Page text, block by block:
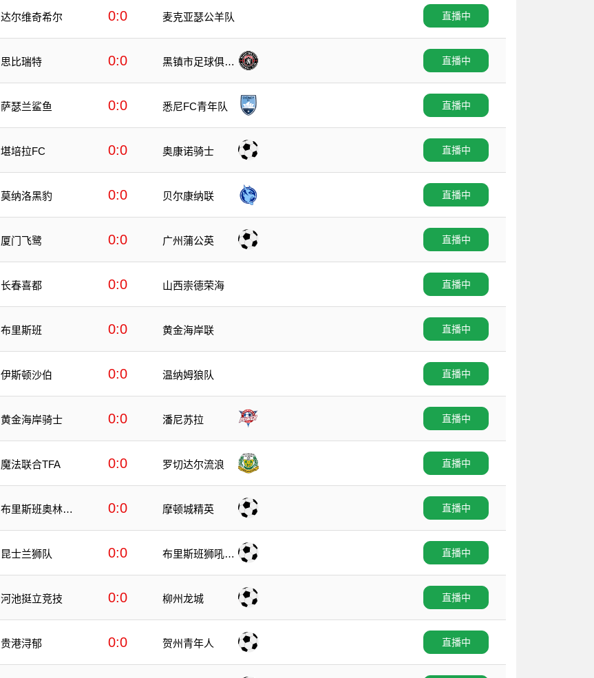
达尔维奇希尔 0:0 麦克亚瑟公羊队 直播中
思比瑞特 0:0
黑镇市足球俱乐
直播中
萨瑟兰鲨鱼 0:0 悉尼FC青年队 直播中
堪培拉FC 0:0 奥康诺骑士 直播中
莫纳洛黑豹 0:0 贝尔康纳联 直播中
厦门飞鹭 0:0 广州蒲公英 直播中
长春喜都 0:0 山西崇德荣海 直播中
布里斯班 0:0 黄金海岸联 直播中
伊斯顿沙伯 0:0 温纳姆狼队 直播中
黄金海岸骑士 0:0 潘尼苏拉 直播中
魔法联合TFA 0:0 罗切达尔流浪 直播中
布里斯班奥林匹
0:0 摩顿城精英 直播中
昆士兰狮队 0:0
布里斯班狮吼青
直播中
河池挺立竞技 0:0 柳州龙城 直播中
贵港浔郁 0:0 贺州青年人 直播中